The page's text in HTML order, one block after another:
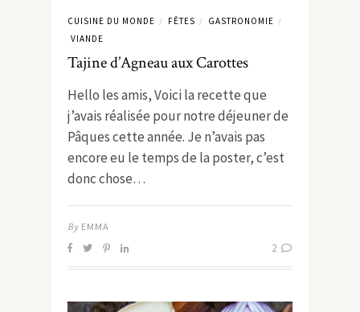
CUISINE DU MONDE / FÊTES / GASTRONOMIE /
VIANDE
Tajine d’Agneau aux Carottes
Hello les amis, Voici la recette que
j’avais réalisée pour notre déjeuner de
Pâques cette année. Je n’avais pas
encore eu le temps de la poster, c’est
donc chose…
By EMMA
2